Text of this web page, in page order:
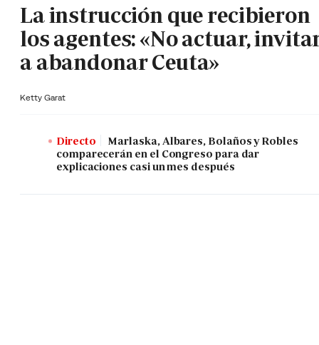
La instrucción que recibieron
los agentes: «No actuar,
a abandonar Ceuta»
Ketty Garat
Directo
Marlaska, Albares, Bolaños y Robles
comparecerán en el Congreso para dar
explicaciones casi un mes después